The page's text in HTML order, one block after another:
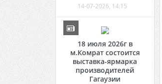
14-07-2026, 14:15
18 июля 2026г в
м.Комрат состоится
выставка-ярмарка
производителей
Гагаузии